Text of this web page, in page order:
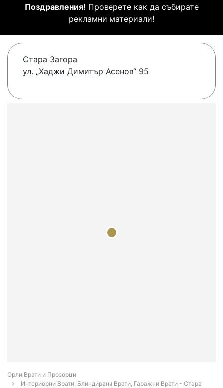
Поздравления! Проверете как да събирате
рекламни материали!
Стара Загора
ул. „Хаджи Димитър Асенов“ 95
Орли Врати и Прозорци
Интериорни Врати, Блиндирани Врати, Гаражни Врати - Стара